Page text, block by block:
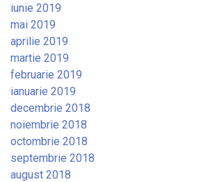
iunie 2019
mai 2019
aprilie 2019
martie 2019
februarie 2019
ianuarie 2019
decembrie 2018
noiembrie 2018
octombrie 2018
septembrie 2018
august 2018